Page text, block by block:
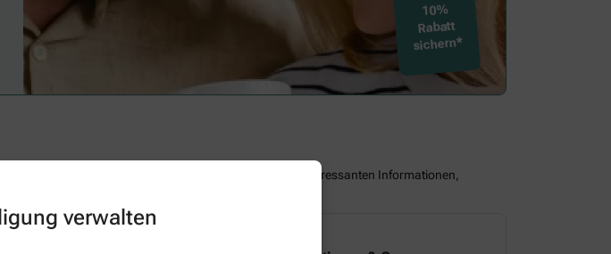
verwalten
10%
Rabatt
sichern*
um Ihre Gesundheit begeistern. Verpassen Sie keine interessanten Informationen,